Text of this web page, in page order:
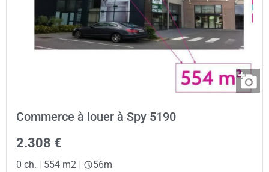
Commerce à louer à Spy 5190
2.308 €
0 ch. | 554 m2 | 56m